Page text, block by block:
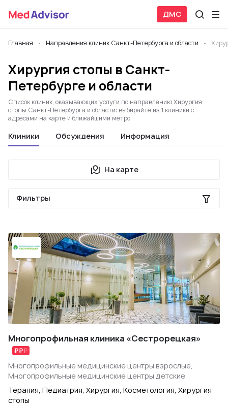
ДМС
Главная Направления клиник Санкт-Петербурга и области
Хирургия стопы в Санкт-
Петербурге и области
Список клиник, оказывающих услуги по направлению Хирургия
стопы Санкт-Петербурга и области: выбирайте из 1 клиники с
адресами на карте и ближайшими метро
Клиники Обсуждения Информация
На карте
Фильтры
Многопрофильная клиника «Сестрорецкая»
Многопрофильные медицинские центры взрослые,
Многопрофильные медицинские центры детские
Терапия, Педиатрия, Хирургия, Косметология, Хирургия
стопы